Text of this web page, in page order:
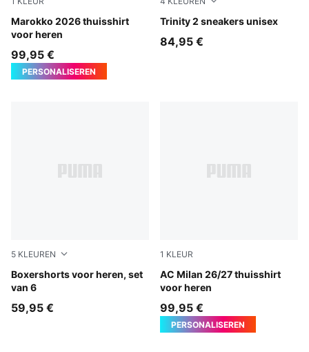
Marokko 2026 thuisshirt
voor heren
Fast Red-Victory Gold
99,95 €
PERSONALISEREN
Trinity 2 sneakers unisex
PUMA White-PUMA Black-
84,95 €
5 KLEUREN
Boxershorts voor heren, set
van 6
black
59,95 €
1 KLEUR
AC Milan 26/27 thuisshirt
voor heren
PUMA Black-For All Time
99,95 €
PERSONALISEREN